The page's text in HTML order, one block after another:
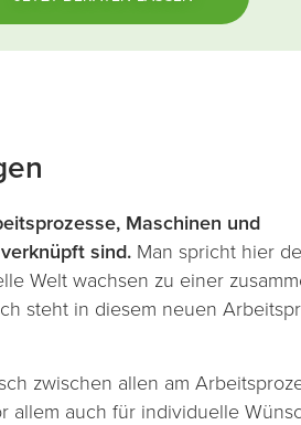
Maschinen und
sind. Man spricht hier
Welt wachsen zu einer
steht in diesem neuen
zwischen allen am
allem auch für individuelle